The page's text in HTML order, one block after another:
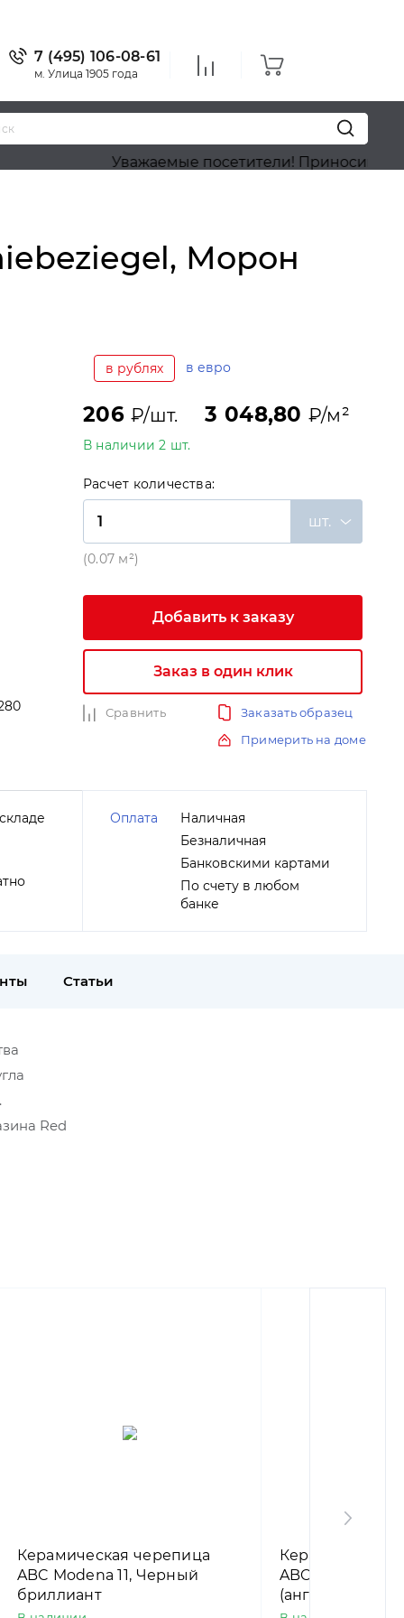
7 (495) 106-08-61
м. Улица 1905 года
Уважаемые посетители! Приносим наши
Морон
в рублях в евро
206₽/шт. 3 048,80 ₽/м²
В наличии 2 шт.
Расчет количества:
шт.
(0.07 м²)
Добавить к заказу
Заказ в один клик
Сравнить
Заказать образец
Примерить на доме
Оплата
Наличная
Безналичная
Банковскими картами
По счету в любом
банке
Статьи
Red
Керамическая черепица
ABC Modena 11, Черный
бриллиант
Керамическая
ABC Modena
(ангоб)